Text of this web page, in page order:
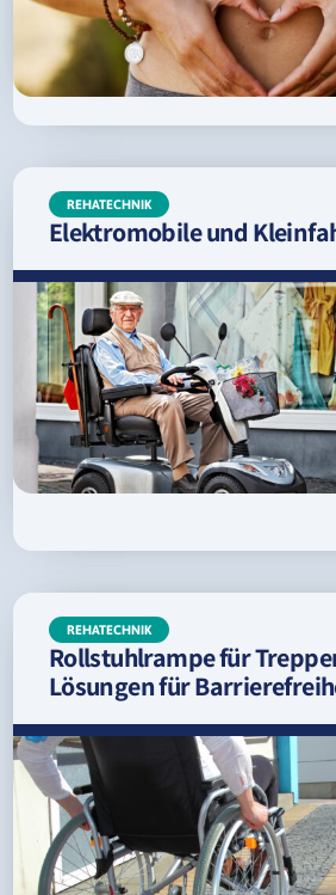
REHATECHNIK
Elektromobile und
REHATECHNIK
Rollstuhlrampe für
Lösungen für